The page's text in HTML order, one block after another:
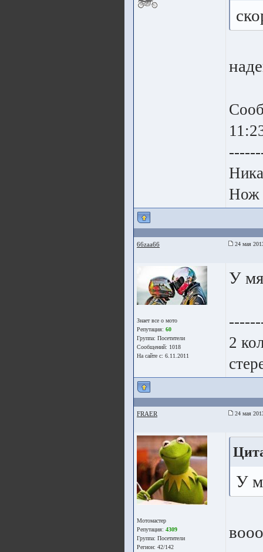
Нож
66zaa66 24 мая
Знает все о мото
Репутация: 60
Группа: Посетители
Сообщений: 1018
На сайте с: 6.11.2011
У
2
FRAER 24 мая
Мотомастер
Репутация: 4309
Группа: Посетители
Регион: 42/142
У